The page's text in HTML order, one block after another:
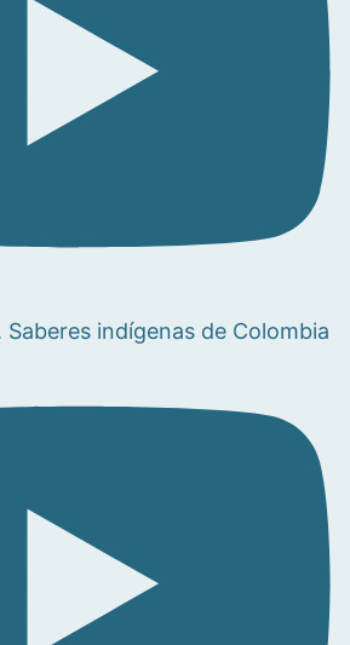
Saberes indígenas de Colombia